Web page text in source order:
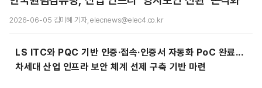
2026-06-05 김미혜 기자, elecnews@elec4.co.kr
LS ITC와 PQC 기반 인증·접속·인증서 자동화 PoC 완료...
차세대 산업 인프라 보안 체계 선제 구축 기반 마련